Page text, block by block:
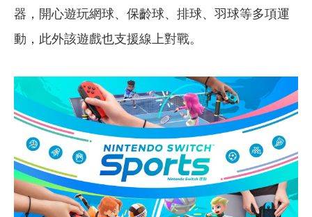
器，開心遊玩網球、保齡球、排球、羽球等多項運
動，此外該遊戲也支援線上對戰。